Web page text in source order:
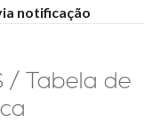
notificação
/ Tabela de